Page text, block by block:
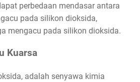
perbedaan mendasar antara
pada silikon dioksida,
mengacu pada silikon dioksida.
Kuarsa
adalah senyawa kimia